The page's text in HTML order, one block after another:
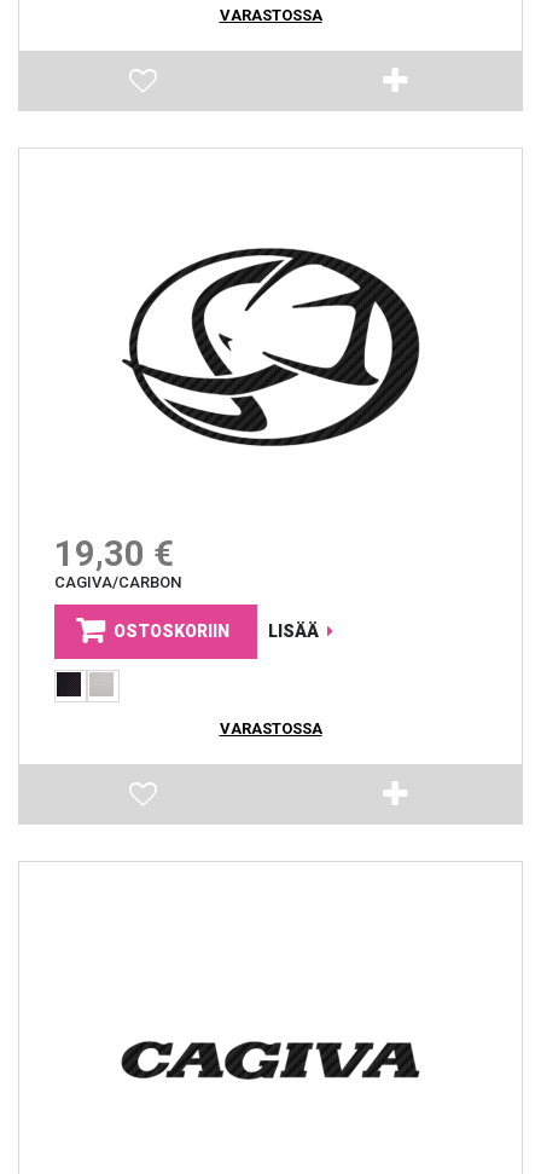
VARASTOSSA
19,30 €
CAGIVA/CARBON
OSTOSKORIIN LISÄÄ
VARASTOSSA